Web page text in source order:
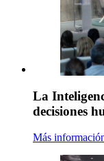
La
decisiones
Más